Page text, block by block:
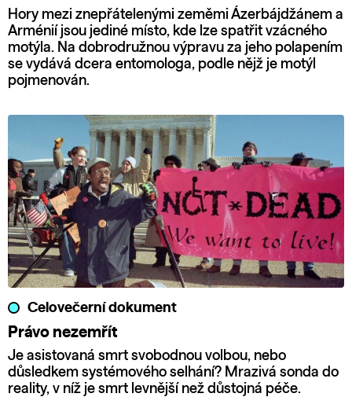
Hory mezi znepřátelenými zeměmi Ázerbájdžánem a
Arménií jsou jediné místo, kde lze spatřit vzácného
motýla. Na dobrodružnou výpravu za jeho polapením
se vydává dcera entomologa, podle nějž je motýl
pojmenován.
Celovečerní dokument
Právo nezemřít
Je asistovaná smrt svobodnou volbou, nebo
důsledkem systémového selhání? Mrazivá sonda do
reality, v níž je smrt levnější než důstojná péče.